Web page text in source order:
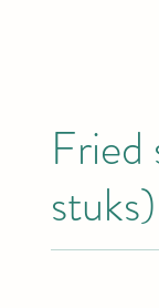
Fried
stuks)